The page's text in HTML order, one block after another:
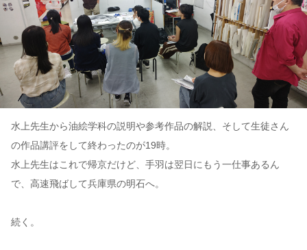
水上先生から油絵学科の説明や参考作品の解説、そして生徒さん
の作品講評をして終わったのが19時。
水上先生はこれで帰京だけど、手羽は翌日にもう一仕事あるん
で、高速飛ばして兵庫県の明石へ。
続く。